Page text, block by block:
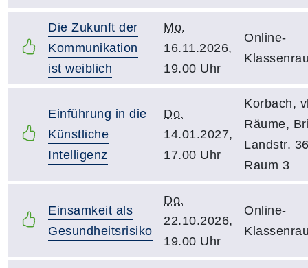
Die Zukunft der
Kommunikation
ist weiblich
Mo.
16.11.2026,
19.00 Uhr
Online-
Einführung in die
Künstliche
Intelligenz
Do.
14.01.2027,
17.00 Uhr
Korbach,
Räume,
Landstr.
Raum 3
Einsamkeit als
Gesundheitsrisiko
Do.
22.10.2026,
19.00 Uhr
Online-